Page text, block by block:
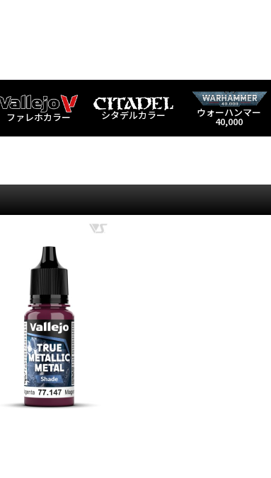
ファレホカラー シタデルカラー ウォーハンマー
40,000